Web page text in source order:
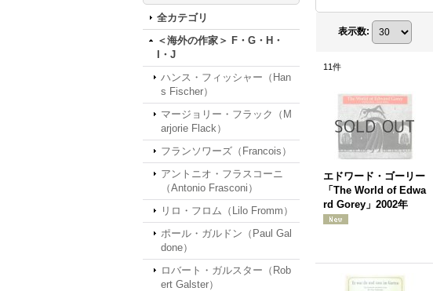
全カテゴリ
＜海外の作家＞ F・G・H・
I・J
ハンス・フィッシャー（Han
s Fischer）
マージョリー・フラック（M
arjorie Flack）
フランソワーズ（Francois）
アントニオ・フラスコーニ
（Antonio Frasconi）
リロ・フロム（Lilo Fromm）
ポール・ガルドン（Paul Gal
done）
ロバート・ガルスター（Rob
ert Galster）
表示数:
11件
エドワード・ゴーリー
「The World of Edwa
rd Gorey」2002年